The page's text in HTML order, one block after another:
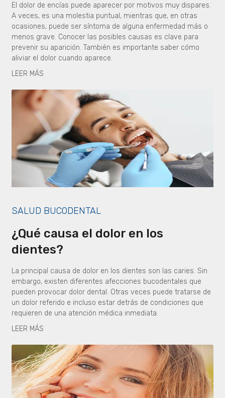
El dolor de encías puede aparecer por motivos muy dispares.
A veces, es una molestia puntual, mientras que, en otras
ocasiones, puede ser síntoma de alguna enfermedad más o
menos grave. Conocer las posibles causas es clave para
prevenir su aparición. También es importante saber cómo
aliviar el dolor cuando aparece.
LEER MÁS
SALUD BUCODENTAL
¿Qué causa el dolor en los
dientes?
La principal causa de dolor en los dientes son las caries. Sin
embargo, existen diferentes afecciones bucodentales que
pueden provocar dolor dental. Otras veces puede tratarse de
un dolor referido e incluso estar detrás de condiciones que
requieren de una atención médica inmediata.
LEER MÁS